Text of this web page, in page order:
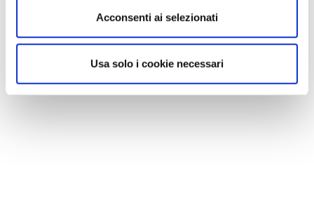
Acconsenti ai selezionati
Usa solo i cookie necessari